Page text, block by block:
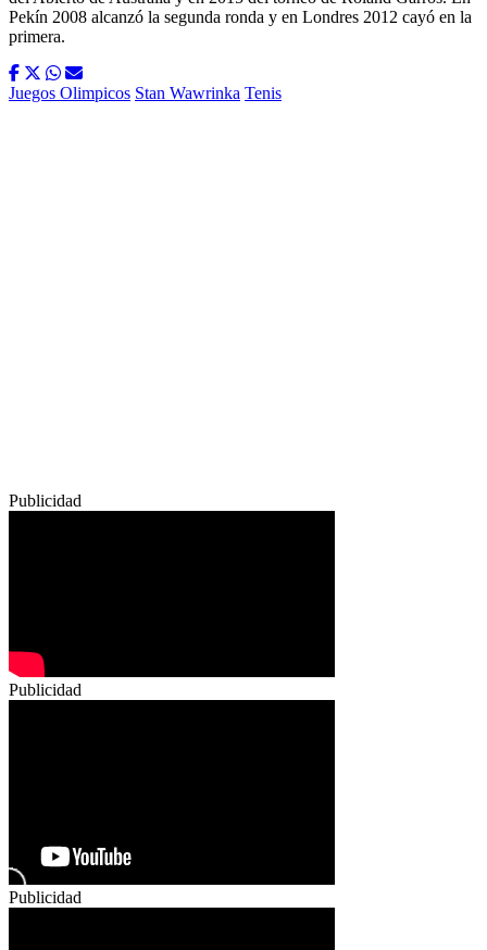
Pekín 2008 alcanzó la segunda ronda y en Londres 2012 cayó en la
primera.
Juegos Olimpicos Stan Wawrinka Tenis
Publicidad
Publicidad
Publicidad